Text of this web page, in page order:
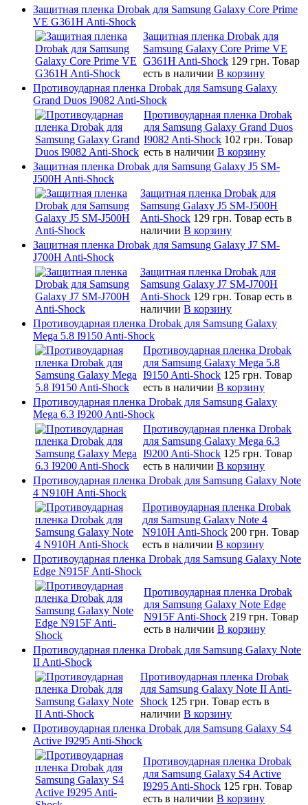
Защитная пленка Drobak для Samsung Galaxy Core Prime
VE G361H Anti-Shock
Защитная пленка Drobak для
Samsung Galaxy Core Prime VE
G361H Anti-Shock 129 грн. Товар
есть в наличии В корзину
Противоударная пленка Drobak для Samsung Galaxy
Grand Duos I9082 Anti-Shock
Противоударная пленка Drobak
для Samsung Galaxy Grand Duos
I9082 Anti-Shock 102 грн. Товар
есть в наличии В корзину
Защитная пленка Drobak для Samsung Galaxy J5 SM-
J500H Anti-Shock
Защитная пленка Drobak для
Samsung Galaxy J5 SM-J500H
Anti-Shock 129 грн. Товар есть в
наличии В корзину
Защитная пленка Drobak для Samsung Galaxy J7 SM-
J700H Anti-Shock
Защитная пленка Drobak для
Samsung Galaxy J7 SM-J700H
Anti-Shock 129 грн. Товар есть в
наличии В корзину
Противоударная пленка Drobak для Samsung Galaxy
Mega 5.8 I9150 Anti-Shock
Противоударная пленка Drobak
для Samsung Galaxy Mega 5.8
I9150 Anti-Shock 125 грн. Товар
есть в наличии В корзину
Противоударная пленка Drobak для Samsung Galaxy
Mega 6.3 I9200 Anti-Shock
Противоударная пленка Drobak
для Samsung Galaxy Mega 6.3
I9200 Anti-Shock 125 грн. Товар
есть в наличии В корзину
Противоударная пленка Drobak для Samsung Galaxy Note
4 N910H Anti-Shock
Противоударная пленка Drobak
для Samsung Galaxy Note 4
N910H Anti-Shock 200 грн. Товар
есть в наличии В корзину
Противоударная пленка Drobak для Samsung Galaxy Note
Edge N915F Anti-Shock
Противоударная пленка Drobak
для Samsung Galaxy Note Edge
N915F Anti-Shock 219 грн. Товар
есть в наличии В корзину
Противоударная пленка Drobak для Samsung Galaxy Note
II Anti-Shock
Противоударная пленка Drobak
для Samsung Galaxy Note II Anti-
Shock 125 грн. Товар есть в
наличии В корзину
Противоударная пленка Drobak для Samsung Galaxy S4
Active I9295 Anti-Shock
Противоударная пленка Drobak
для Samsung Galaxy S4 Active
I9295 Anti-Shock 125 грн. Товар
есть в наличии В корзину